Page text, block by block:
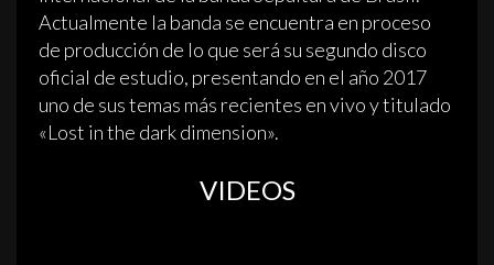
Actualmente la banda se encuentra en proceso
de producción de lo que será su segundo disco
oficial de estudio, presentando en el año 2017
uno de sus temas más recientes en vivo y titulado
«Lost in the dark dimension».
VIDEOS